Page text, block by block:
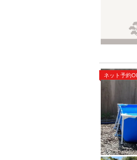
ネット予約